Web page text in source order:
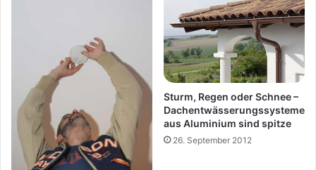
Sturm, Regen oder Schnee –
Dachentwässerungssysteme
aus Aluminium sind spitze
26. September 2012